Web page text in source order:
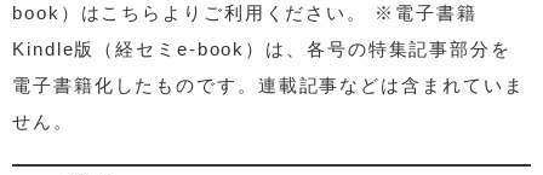
book）はこちらよりご利用ください。 ※電子書籍
Kindle版（経セミe-book）は、各号の特集記事部分を
電子書籍化したものです。連載記事などは含まれていま
せん。